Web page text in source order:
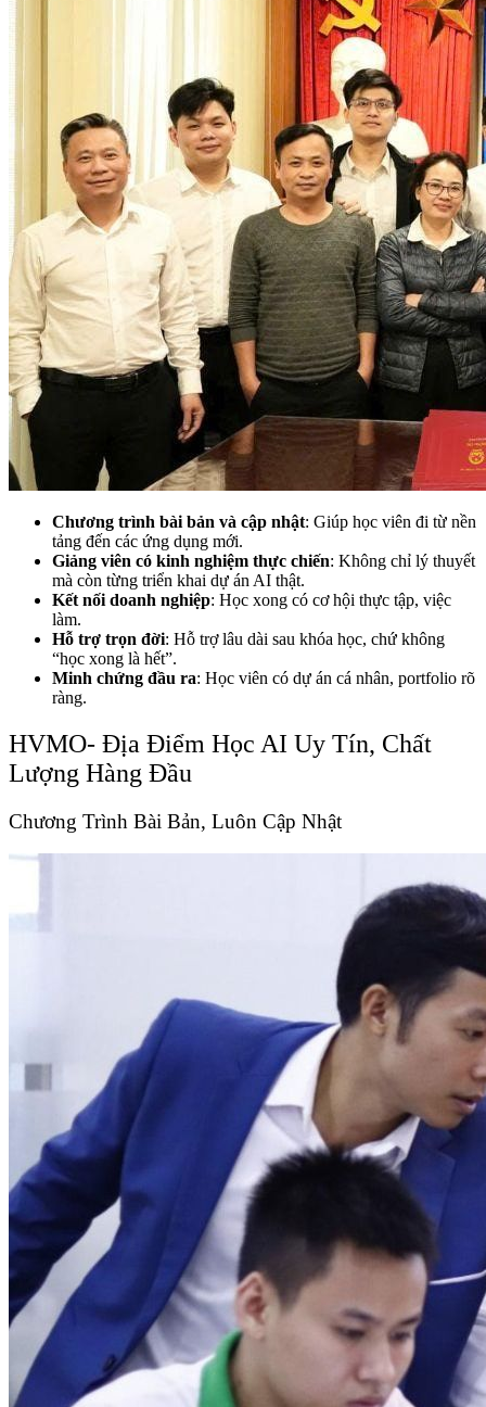
Chương trình bài bản và cập nhật: Giúp học viên đi từ nền
tảng đến các ứng dụng mới.
Giảng viên có kinh nghiệm thực chiến: Không chỉ lý thuyết
mà còn từng triển khai dự án AI thật.
Kết nối doanh nghiệp: Học xong có cơ hội thực tập, việc
làm.
Hỗ trợ trọn đời: Hỗ trợ lâu dài sau khóa học, chứ không
“học xong là hết”.
Minh chứng đầu ra: Học viên có dự án cá nhân, portfolio rõ
ràng.
HVMO- Địa Điểm Học AI Uy Tín, Chất
Lượng Hàng Đầu
Chương Trình Bài Bản, Luôn Cập Nhật